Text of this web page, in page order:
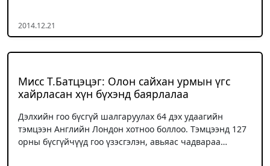
2014.12.21
Мисс Т.Батцэцэг: Олон сайхан урмын үгс
хайрласан хүн бүхэнд баярлалаа
Дэлхийн гоо бүсгүй шалгаруулах 64 дэх удаагийн
тэмцээн Английн Лондон хотноо боллоо. Тэмцээнд 127
орны бүсгүйчүүд гоо үзэсгэлэн, авьяас чадвараа…